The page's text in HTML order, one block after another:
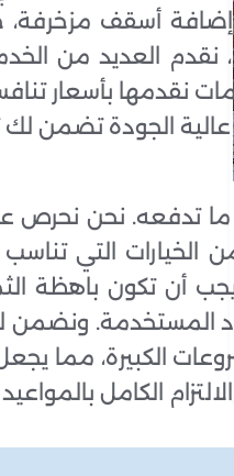
أسقف مزخرفة،
نقدم العديد من
نقدمها بأسعار
عالية الجودة تضمن
ما تدفعه. نحن نحرص
الخيارات التي
أن تكون باهظة
المستخدمة.
الكبيرة، مما يجعل
الكامل